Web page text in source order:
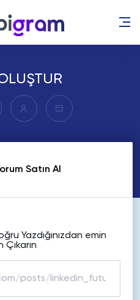
Satın Al
Yazdığınızdan emin